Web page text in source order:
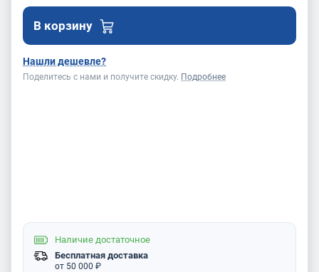
В корзину
Нашли дешевле?
Поделитесь с нами и получите скидку. Подробнее
Наличие достаточное
Бесплатная доставка
от 50 000 ₽